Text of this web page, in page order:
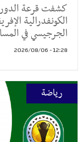
كشفت قرعة
الكونفدرالية
الجرجيسي في المسا
12:28 - 2026/08/06
رياضة